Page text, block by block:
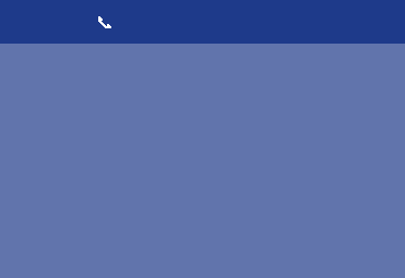
📞